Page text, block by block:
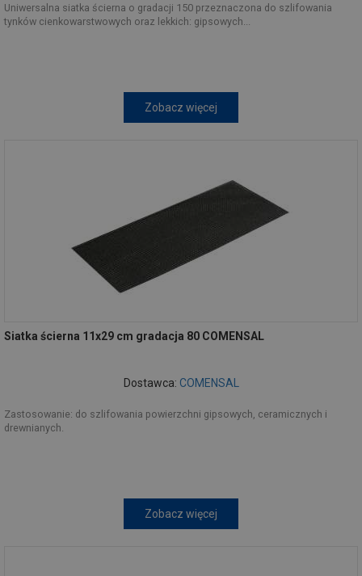
Uniwersalna siatka ścierna o gradacji 150 przeznaczona do szlifowania
tynków cienkowarstwowych oraz lekkich: gipsowych...
Zobacz więcej
Siatka ścierna 11x29 cm gradacja 80 COMENSAL
Dostawca: COMENSAL
Zastosowanie: do szlifowania powierzchni gipsowych, ceramicznych i
drewnianych.
Zobacz więcej